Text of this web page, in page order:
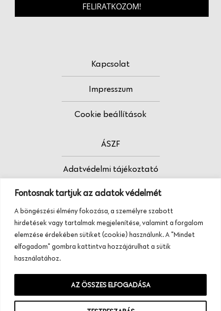
Fontosnak tartjuk az adatok védelmét
A böngészési élmény fokozása, a személyre szabott
hirdetések vagy tartalmak megjelenítése, valamint a forgalom
elemzése érdekében sütiket (cookie) használunk. A "Mindet
elfogadom" gombra kattintva hozzájárulhat a sütik
használatához.
AZ ÖSSZES ELFOGADÁSA
FELIRATKOZOM!
Kapcsolat
Impresszum
Cookie beállítások
ÁSZF
Adatvédelmi tájékoztató
Fodrász vagy?
Tudj meg többet termékeinkről, szolgáltatásainkról.
Hívj minket, vagy üzenj nekünk ezen a
telefonszámon:
+36 20 945 84 74